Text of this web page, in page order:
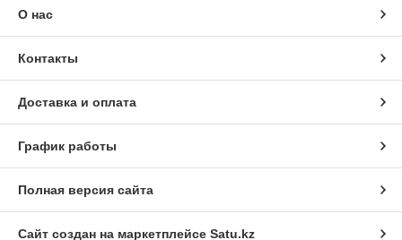
О нас
Контакты
Доставка и оплата
График работы
Полная версия сайта
Сайт создан на маркетплейсе Satu.kz